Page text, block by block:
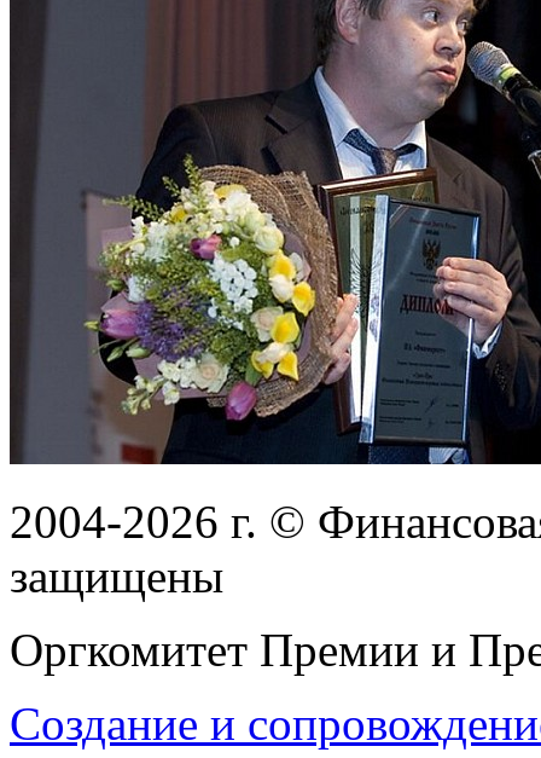
2004-2026 г. ©
защищены
Оргкомитет Премии и
Создание и